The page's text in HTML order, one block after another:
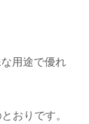
用途で優れ
おりです。